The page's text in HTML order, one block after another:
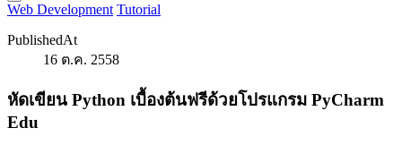
Web Development Tutorial
PublishedAt
16 ต.ค. 2558
หัดเขียน Python เบื้องต้นฟรีด้วยโปรแกรม PyCharm
Edu